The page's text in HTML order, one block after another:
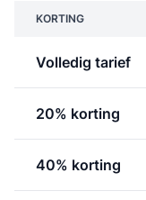
KORTING
Volledig tarief
20% korting
40% korting